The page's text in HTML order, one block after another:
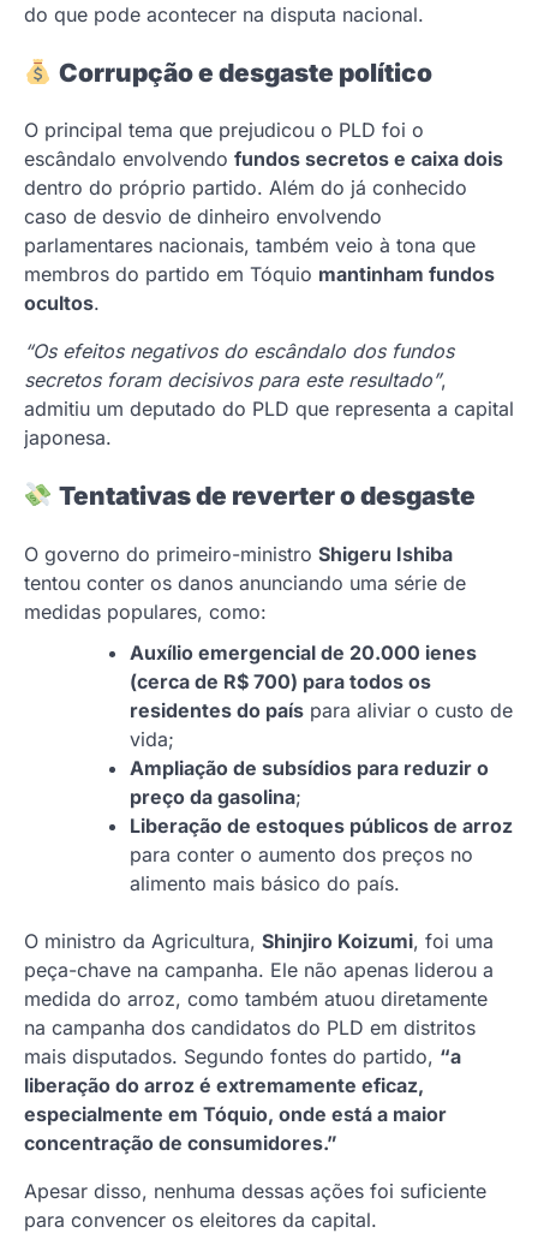
do que pode acontecer na disputa nacional.
Corrupção e desgaste político
O principal tema que prejudicou o PLD foi o
escândalo envolvendo fundos secretos e caixa dois
dentro do próprio partido. Além do já conhecido
caso de desvio de dinheiro envolvendo
parlamentares nacionais, também veio à tona que
membros do partido em Tóquio mantinham fundos
ocultos.
“Os efeitos negativos do escândalo dos fundos
secretos foram decisivos para este resultado”,
admitiu um deputado do PLD que representa a capital
japonesa.
Tentativas de reverter o desgaste
O governo do primeiro-ministro Shigeru Ishiba
tentou conter os danos anunciando uma série de
medidas populares, como:
Auxílio emergencial de 20.000 ienes
(cerca de R$ 700) para todos os
residentes do país para aliviar o custo de
vida;
Ampliação de subsídios para reduzir o
preço da gasolina;
Liberação de estoques públicos de arroz
para conter o aumento dos preços no
alimento mais básico do país.
O ministro da Agricultura, Shinjiro Koizumi, foi uma
peça-chave na campanha. Ele não apenas liderou a
medida do arroz, como também atuou diretamente
na campanha dos candidatos do PLD em distritos
mais disputados. Segundo fontes do partido, “a
liberação do arroz é extremamente eficaz,
especialmente em Tóquio, onde está a maior
concentração de consumidores.”
Apesar disso, nenhuma dessas ações foi suficiente
para convencer os eleitores da capital.